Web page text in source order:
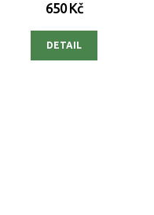
650 Kč
DETAIL